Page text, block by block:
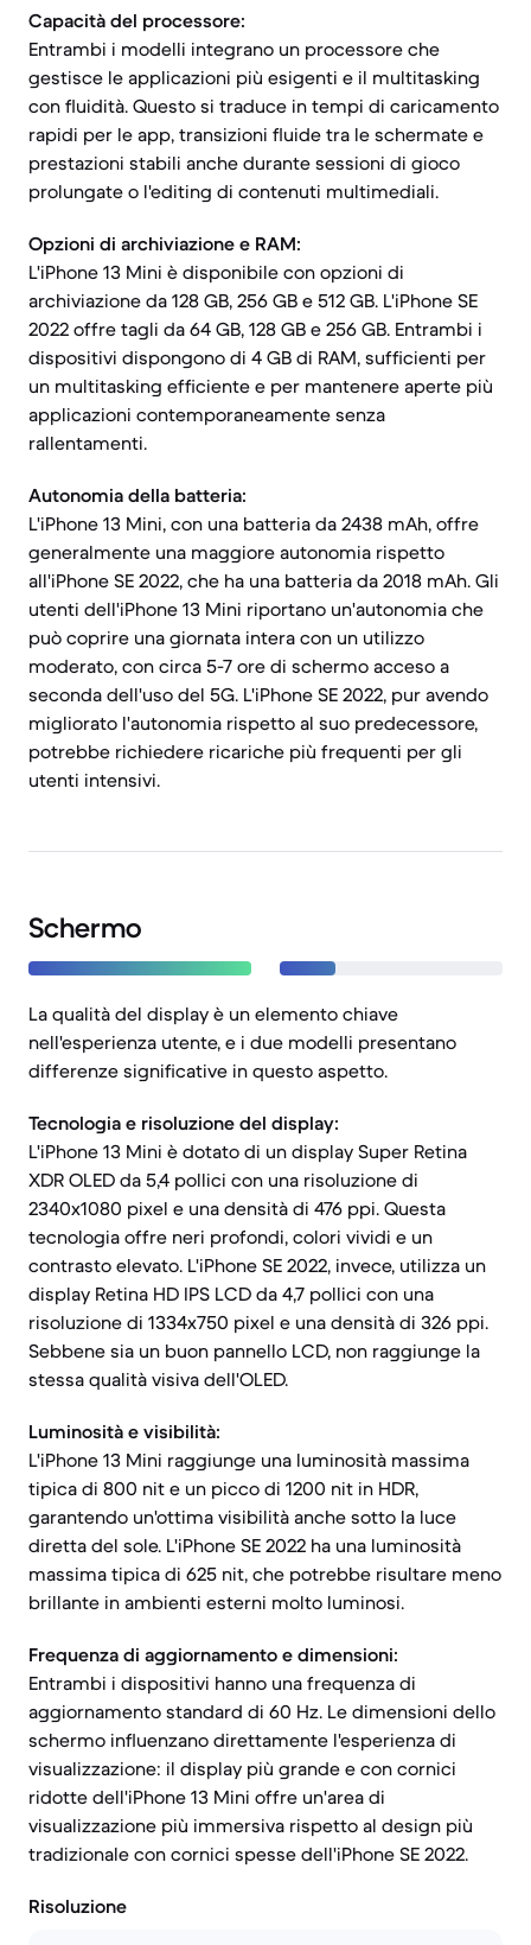
Capacità del processore:
Entrambi i modelli integrano un processore che
gestisce le applicazioni più esigenti e il multitasking
con fluidità. Questo si traduce in tempi di caricamento
rapidi per le app, transizioni fluide tra le schermate e
prestazioni stabili anche durante sessioni di gioco
prolungate o l'editing di contenuti multimediali.
Opzioni di archiviazione e RAM:
L'iPhone 13 Mini è disponibile con opzioni di
archiviazione da 128 GB, 256 GB e 512 GB. L'iPhone SE
2022 offre tagli da 64 GB, 128 GB e 256 GB. Entrambi i
dispositivi dispongono di 4 GB di RAM, sufficienti per
un multitasking efficiente e per mantenere aperte più
applicazioni contemporaneamente senza
rallentamenti.
Autonomia della batteria:
L'iPhone 13 Mini, con una batteria da 2438 mAh, offre
generalmente una maggiore autonomia rispetto
all'iPhone SE 2022, che ha una batteria da 2018 mAh. Gli
utenti dell'iPhone 13 Mini riportano un'autonomia che
può coprire una giornata intera con un utilizzo
moderato, con circa 5-7 ore di schermo acceso a
seconda dell'uso del 5G. L'iPhone SE 2022, pur avendo
migliorato l'autonomia rispetto al suo predecessore,
potrebbe richiedere ricariche più frequenti per gli
utenti intensivi.
Schermo
La qualità del display è un elemento chiave
nell'esperienza utente, e i due modelli presentano
differenze significative in questo aspetto.
Tecnologia e risoluzione del display:
L'iPhone 13 Mini è dotato di un display Super Retina
XDR OLED da 5,4 pollici con una risoluzione di
2340x1080 pixel e una densità di 476 ppi. Questa
tecnologia offre neri profondi, colori vividi e un
contrasto elevato. L'iPhone SE 2022, invece, utilizza un
display Retina HD IPS LCD da 4,7 pollici con una
risoluzione di 1334x750 pixel e una densità di 326 ppi.
Sebbene sia un buon pannello LCD, non raggiunge la
stessa qualità visiva dell'OLED.
Luminosità e visibilità:
L'iPhone 13 Mini raggiunge una luminosità massima
tipica di 800 nit e un picco di 1200 nit in HDR,
garantendo un'ottima visibilità anche sotto la luce
diretta del sole. L'iPhone SE 2022 ha una luminosità
massima tipica di 625 nit, che potrebbe risultare meno
brillante in ambienti esterni molto luminosi.
Frequenza di aggiornamento e dimensioni:
Entrambi i dispositivi hanno una frequenza di
aggiornamento standard di 60 Hz. Le dimensioni dello
schermo influenzano direttamente l'esperienza di
visualizzazione: il display più grande e con cornici
ridotte dell'iPhone 13 Mini offre un'area di
visualizzazione più immersiva rispetto al design più
tradizionale con cornici spesse dell'iPhone SE 2022.
Risoluzione